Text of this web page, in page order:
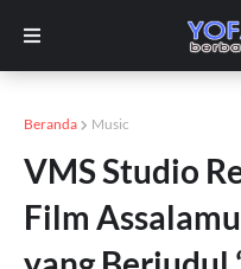
Beranda Music
VMS Studio
Film